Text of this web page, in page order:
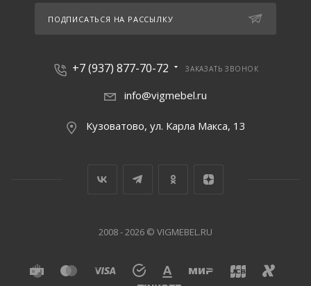
ПОДПИСАТЬСЯ НА РАССЫЛКУ
+7 (937) 877-70-72 ЗАКАЗАТЬ ЗВОНОК
info@vigmebel.ru
Кузоватово, ул. Карла Макса, 13
2008 - 2026 © VIGMEBEL.RU